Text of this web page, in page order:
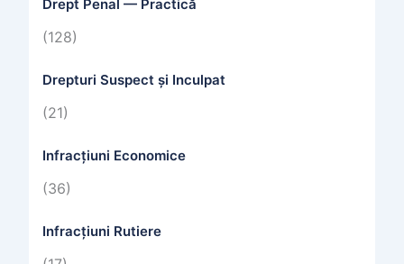
Drept Penal — Practică
(128)
Drepturi Suspect și Inculpat
(21)
Infracțiuni Economice
(36)
Infracțiuni Rutiere